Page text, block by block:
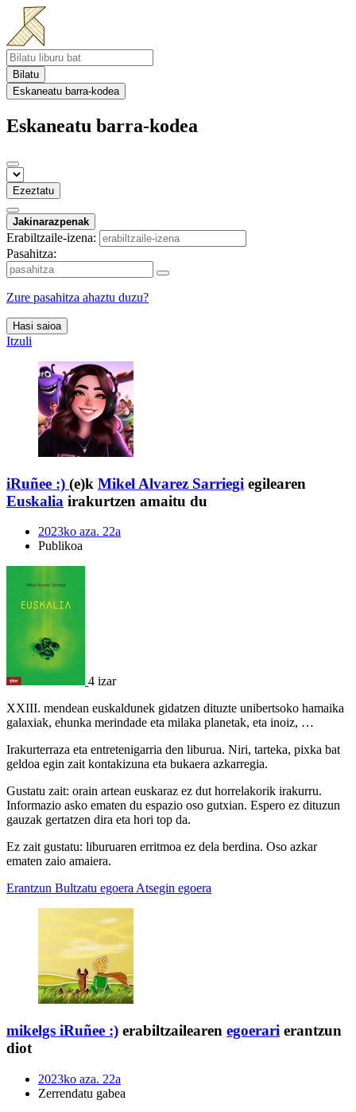
Bilatu
Eskaneatu barra-kodea
Eskaneatu barra-kodea
Ezeztatu
Jakinarazpenak
Erabiltzaile-izena:
Pasahitza:
Zure pasahitza ahaztu duzu?
Hasi saioa
Itzuli
iRuñee :) (e)k Mikel Alvarez Sarriegi egilearen
Euskalia irakurtzen amaitu du
2023ko aza. 22a
Publikoa
4 izar
XXIII. mendean euskaldunek gidatzen dituzte unibertsoko hamaika
galaxiak, ehunka merindade eta milaka planetak, eta inoiz, …
Irakurterraza eta entretenigarria den liburua. Niri, tarteka, pixka bat
geldoa egin zait kontakizuna eta bukaera azkarregia.
Gustatu zait: orain artean euskaraz ez dut horrelakorik irakurru.
Informazio asko ematen du espazio oso gutxian. Espero ez dituzun
gauzak gertatzen dira eta hori top da.
Ez zait gustatu: liburuaren erritmoa ez dela berdina. Oso azkar
ematen zaio amaiera.
Erantzun Bultzatu egoera Atsegin egoera
mikelgs iRuñee :) erabiltzailearen egoerari erantzun
diot
2023ko aza. 22a
Zerrendatu gabea